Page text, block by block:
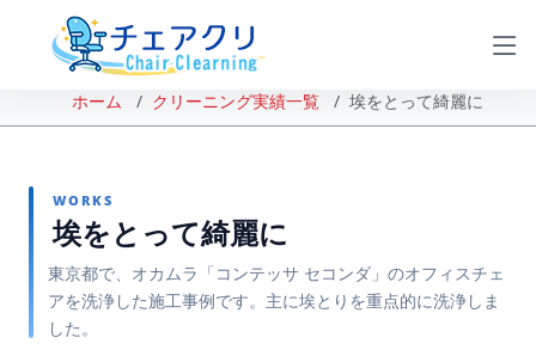
ホーム クリーニング実績一覧 埃をとって綺麗に
WORKS
埃をとって綺麗に
東京都で、オカムラ「コンテッサ セコンダ」のオフィスチェ
アを洗浄した施工事例です。主に埃とりを重点的に洗浄しま
した。